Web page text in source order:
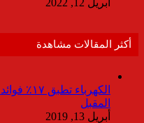
أكثر المقالات مشاهدة
الكهرباء
المقبل
أبريل 13, 2019